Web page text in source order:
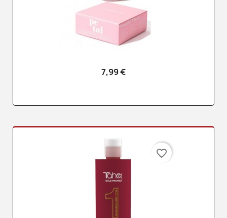
7,99 €
favorite_border